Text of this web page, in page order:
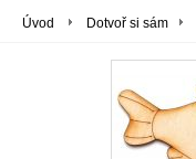
Úvod Dotvoř si sám